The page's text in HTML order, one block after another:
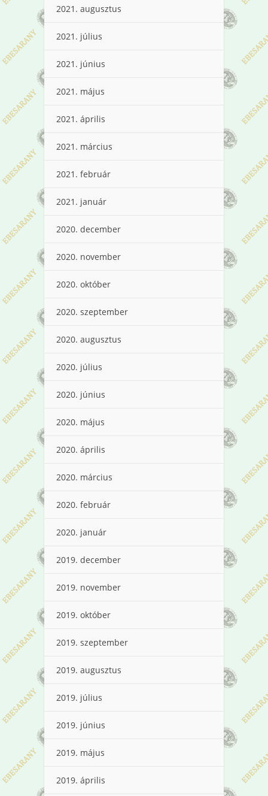
2021. augusztus
2021. július
2021. június
2021. május
2021. április
2021. március
2021. február
2021. január
2020. december
2020. november
2020. október
2020. szeptember
2020. augusztus
2020. július
2020. június
2020. május
2020. április
2020. március
2020. február
2020. január
2019. december
2019. november
2019. október
2019. szeptember
2019. augusztus
2019. július
2019. június
2019. május
2019. április